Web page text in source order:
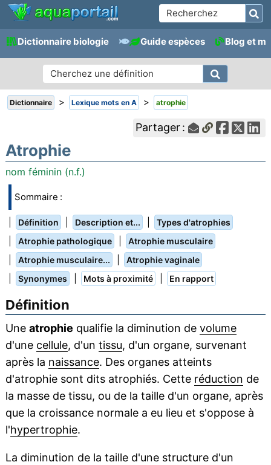
Dictionnaire biologie Guide espèces Blog et
Dictionnaire > Lexique mots en A > atrophie
Partager :
Atrophie
nom féminin (n.f.)
Sommaire :
Définition Description et... Types d'atrophies
Atrophie pathologique Atrophie musculaire
Atrophie musculaire... Atrophie vaginale
Synonymes Mots à proximité En rapport
Définition
Une atrophie qualifie la diminution de volume
d'une cellule, d'un tissu, d'un organe, survenant
après la naissance. Des organes atteints
d'atrophie sont dits atrophiés. Cette réduction de
la masse de tissu, ou de la taille d'un organe, après
que la croissance normale a eu lieu et s'oppose à
l'hypertrophie.
La diminution de la taille d'une structure d'un